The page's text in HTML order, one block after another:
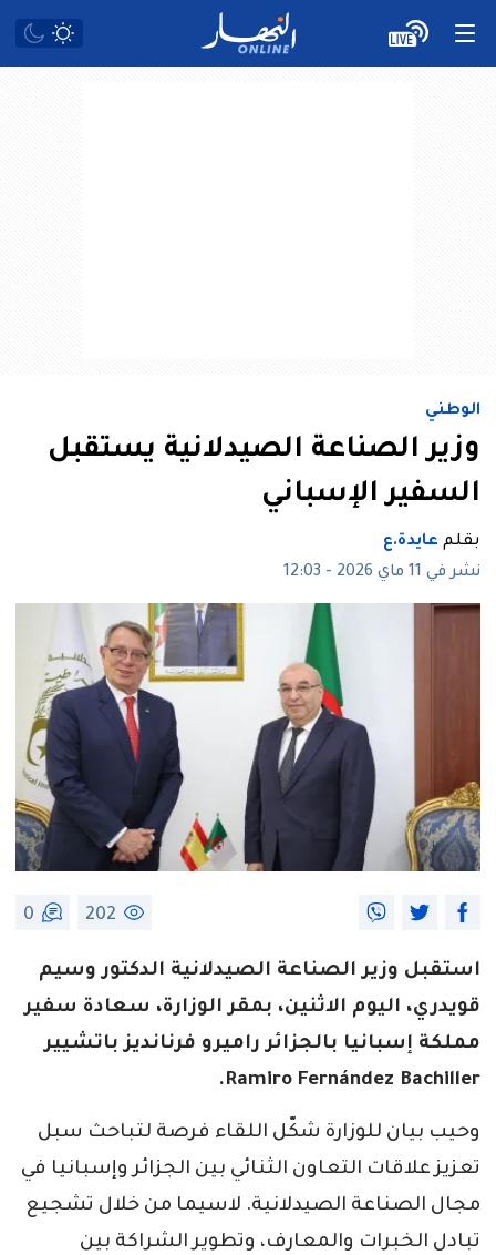
الوطني
وزير الصناعة الصيدلانية يستقبل
السفير الإسباني
بقلم عايدة.ع
نشر في 11 ماي 2026 - 12:03
202
0
استقبل وزير الصناعة الصيدلانية الدكتور وسيم
قويدري، اليوم الاثنين، بمقر الوزارة، سعادة سفير
مملكة إسبانيا بالجزائر راميرو فرنانديز باتشيير
Ramiro Fernández Bachiller.
وحيب بيان للوزارة شكّل اللقاء فرصة لتباحث سبل
تعزيز علاقات التعاون الثنائي بين الجزائر وإسبانيا في
مجال الصناعة الصيدلانية. لاسيما من خلال تشجيع
تبادل الخبرات والمعارف، وتطوير الشراكة بين